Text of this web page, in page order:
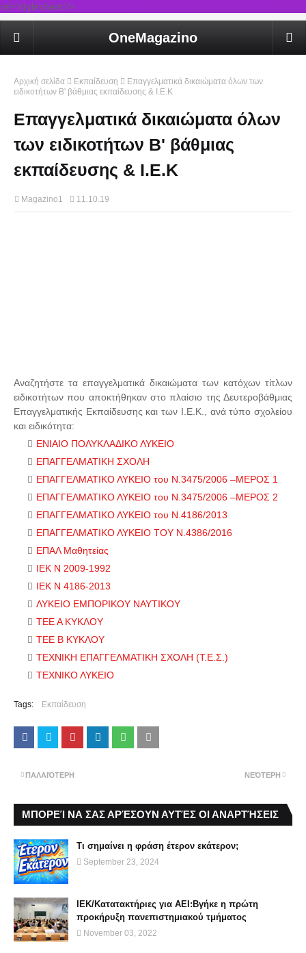
rel='stylesheet'/>
OneMagazino
Αρχική σελίδα Εκπαίδευση
Επαγγελματικά δικαιώματα όλων των
ειδικοτήτων Β' βάθμιας εκπαίδευσης & Ι.Ε.Κ
Επαγγελματικά δικαιώματα όλων
των ειδικοτήτων Β' βάθμιας
εκπαίδευσης & Ι.Ε.Κ
Magazino1 11.10.19
Αναζητήστε τα επαγγελματικά δικαιώματα των κατόχων τίτλων
ειδικοτήτων που αποκτήθηκαν στο πλαίσιο της Δευτεροβάθμιας
Επαγγελματικής Εκπαίδευσης και των Ι.Ε.Κ., ανά τύπο σχολείου
και ειδικότητα:
ΕΝΙΑΙΟ ΠΟΛΥΚΛΑΔΙΚΟ ΛΥΚΕΙΟ
ΕΠΑΓΓΕΛΜΑΤΙΚΗ ΣΧΟΛΗ
ΕΠΑΓΓΕΛΜΑΤΙΚΟ ΛΥΚΕΙΟ του Ν.3475/2006 –ΜΕΡΟΣ 1
ΕΠΑΓΓΕΛΜΑΤΙΚΟ ΛΥΚΕΙΟ του Ν.3475/2006 –ΜΕΡΟΣ 2
ΕΠΑΓΓΕΛΜΑΤΙΚΟ ΛΥΚΕΙΟ του Ν.4186/2013
ΕΠΑΓΓΕΛΜΑΤΙΚΟ ΛΥΚΕΙΟ ΤΟΥ Ν.4386/2016
ΕΠΑΛ Μαθητείας
ΙΕΚ Ν 2009-1992
ΙΕΚ Ν 4186-2013
ΛΥΚΕΙΟ ΕΜΠΟΡΙΚΟΥ ΝΑΥΤΙΚΟΥ
ΤΕΕ Α ΚΥΚΛΟΥ
ΤΕΕ Β ΚΥΚΛΟΥ
ΤΕΧΝΙΚΗ ΕΠΑΓΓΕΛΜΑΤΙΚΗ ΣΧΟΛΗ (Τ.Ε.Σ.)
ΤΕΧΝΙΚΟ ΛΥΚΕΙΟ
Tags: Εκπαίδευση
ΝΕΌΤΕΡΗ
ΠΑΛΑΙΌΤΕΡΗ
ΜΠΟΡΕΊ ΝΑ ΣΑΣ ΑΡΈΣΟΥΝ ΑΥΤΈΣ ΟΙ ΑΝΑΡΤΉΣΕΙΣ
Τι σημαίνει η φράση έτερον εκάτερον;
September 23, 2024
ΙΕΚ/Κατατακτήριες για ΑΕΙ:Βγήκε η πρώτη
προκήρυξη πανεπιστημιακού τμήματος
November 03, 2022